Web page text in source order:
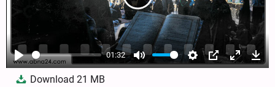
Play
01:32
Mute Settings
PIP Enter
Download21 MB